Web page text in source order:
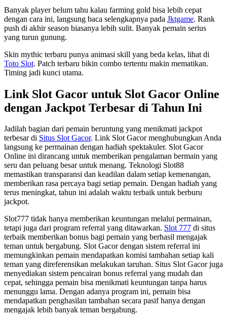
Banyak player belum tahu kalau farming gold bisa lebih cepat
dengan cara ini, langsung baca selengkapnya pada Jktgame. Rank
push di akhir season biasanya lebih sulit. Banyak pemain serius
yang turun gunung.
Skin mythic terbaru punya animasi skill yang beda kelas, lihat di
Toto Slot. Patch terbaru bikin combo tertentu makin mematikan.
Timing jadi kunci utama.
Link Slot Gacor untuk Slot Gacor Online
dengan Jackpot Terbesar di Tahun Ini
Jadilah bagian dari pemain beruntung yang menikmati jackpot
terbesar di Situs Slot Gacor. Link Slot Gacor menghubungkan Anda
langsung ke permainan dengan hadiah spektakuler. Slot Gacor
Online ini dirancang untuk memberikan pengalaman bermain yang
seru dan peluang besar untuk menang. Teknologi Slot88
memastikan transparansi dan keadilan dalam setiap kemenangan,
memberikan rasa percaya bagi setiap pemain. Dengan hadiah yang
terus meningkat, tahun ini adalah waktu terbaik untuk berburu
jackpot.
Slot777 tidak hanya memberikan keuntungan melalui permainan,
tetapi juga dari program referral yang ditawarkan. Slot 777 di situs
terbaik memberikan bonus bagi pemain yang berhasil mengajak
teman untuk bergabung. Slot Gacor dengan sistem referral ini
memungkinkan pemain mendapatkan komisi tambahan setiap kali
teman yang direferensikan melakukan taruhan. Situs Slot Gacor juga
menyediakan sistem pencairan bonus referral yang mudah dan
cepat, sehingga pemain bisa menikmati keuntungan tanpa harus
menunggu lama. Dengan adanya program ini, pemain bisa
mendapatkan penghasilan tambahan secara pasif hanya dengan
mengajak lebih banyak teman bergabung.